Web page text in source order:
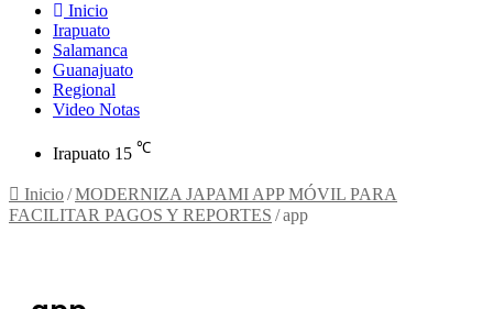
Inicio
Irapuato
Salamanca
Guanajuato
Regional
Video Notas
Irapuato 15 ℃
Inicio/MODERNIZA JAPAMI APP MÓVIL PARA
FACILITAR PAGOS Y REPORTES /app